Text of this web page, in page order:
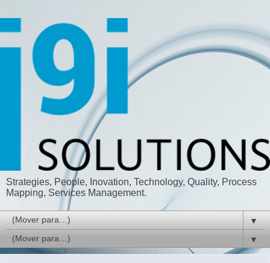
Strategies, People, Inovation, Technology, Quality, Process
Mapping, Services Management.
▼
▼